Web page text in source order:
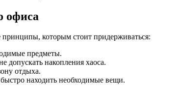
офиса
которым стоит придерживаться:
предметы.
допускать накопления хаоса.
отдыха.
находить необходимые вещи.